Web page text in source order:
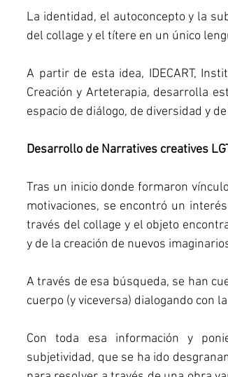
La identidad, el autoconcepto y la
del collage y el títere en un único
A partir de esta idea, IDECART,
Creación y Arteterapia, desarrolla
espacio de diálogo, de diversidad y
Desarrollo de Narratives creatives
Tras un inicio donde formaron
motivaciones, se encontró un
través del collage y el objeto
y de la creación de nuevos
A través de esa búsqueda, se han
cuerpo (y viceversa) dialogando con
Con toda esa información y
subjetividad, que se ha ido